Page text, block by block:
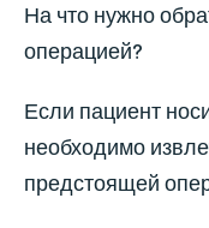
На что нужно
операцией?
Если пациент
необходимо
предстоящей